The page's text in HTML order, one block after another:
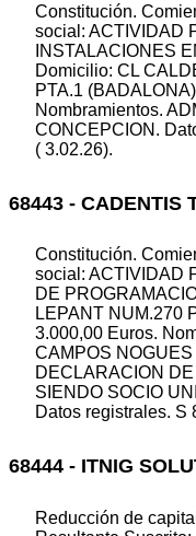
Constitución.
social: ACTIVIDAD
INSTALACIONES
Domicilio: CL
PTA.1
Nombramientos.
CONCEPCION.
( 3.02.26).
68443 - CADENTIS
Constitución.
social: ACTIVIDAD
DE
LEPANT NUM.270
3.000,00 Euros.
CAMPOS
DECLARACION
SIENDO SOCIO
Datos registrales. S
68444 - ITNIG
Reducción de